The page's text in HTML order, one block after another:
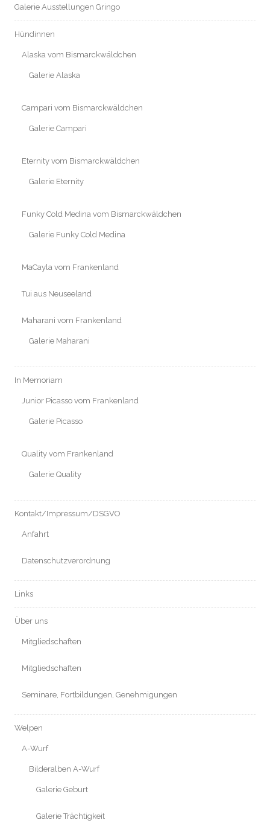
Galerie Ausstellungen Gringo
Hündinnen
Alaska vom Bismarckwäldchen
Galerie Alaska
Campari vom Bismarckwäldchen
Galerie Campari
Eternity vom Bismarckwäldchen
Galerie Eternity
Funky Cold Medina vom Bismarckwäldchen
Galerie Funky Cold Medina
MaCayla vom Frankenland
Tui aus Neuseeland
Maharani vom Frankenland
Galerie Maharani
In Memoriam
Junior Picasso vom Frankenland
Galerie Picasso
Quality vom Frankenland
Galerie Quality
Kontakt/Impressum/DSGVO
Anfahrt
Datenschutzverordnung
Links
Über uns
Mitgliedschaften
Mitgliedschaften
Seminare, Fortbildungen, Genehmigungen
Welpen
A-Wurf
Bilderalben A-Wurf
Galerie Geburt
Galerie Trächtigkeit